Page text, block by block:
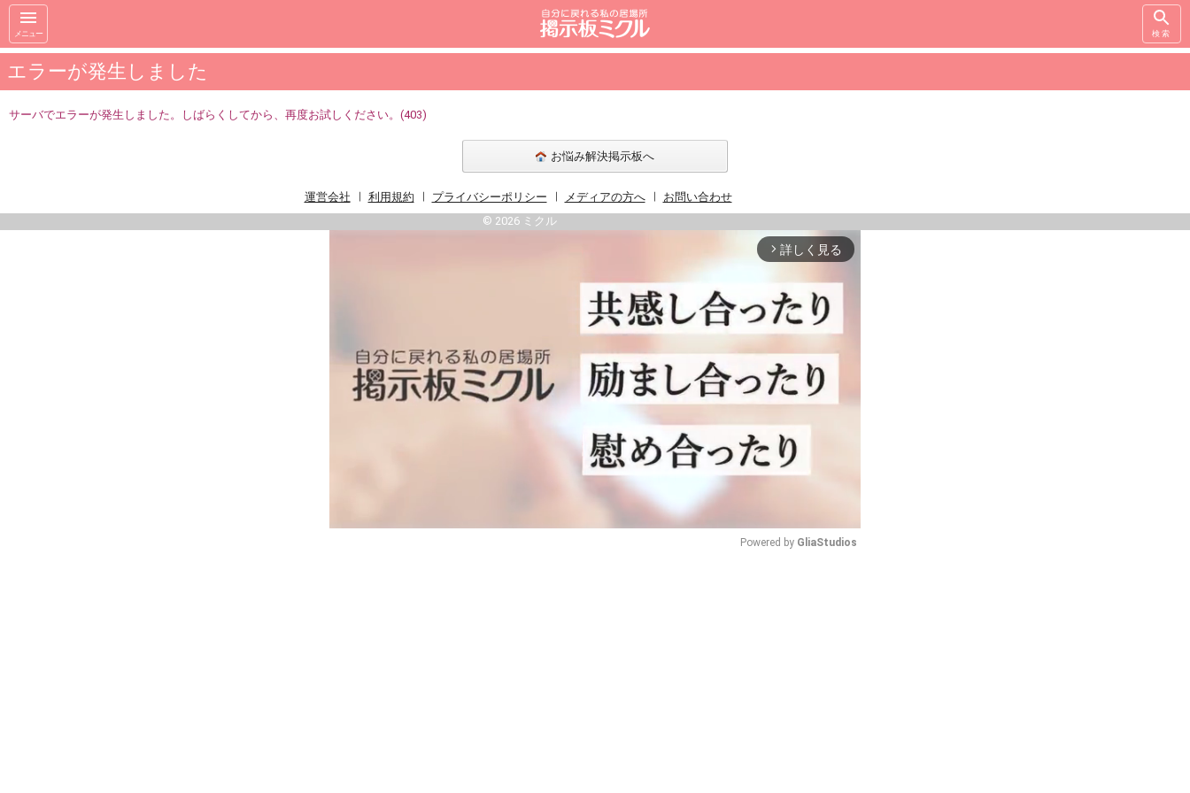
メニュー 検索
エラーが発生しました
サーバでエラーが発生しました。しばらくしてから、再度お試しください。(403)
お悩み解決掲示板へ
運営会社 利用規約 プライバシーポリシー メディアの方へ
お問い合わせ
© 2026 ミクル
arrow_forward_ios 詳しく見る
Powered by GliaStudios